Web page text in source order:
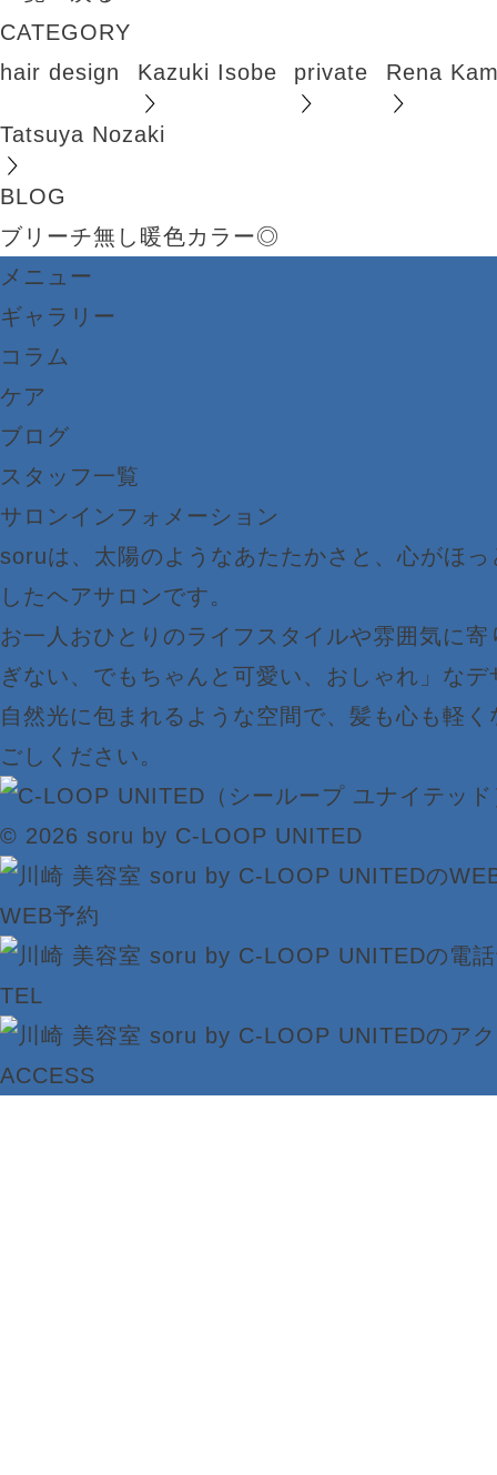
CATEGORY
hair design
Kazuki Isobe private Rena
Tatsuya Nozaki
BLOG
ブリーチ無し暖色カラー◎
メニュー
ギャラリー
コラム
ケア
ブログ
スタッフ一覧
サロンインフォメーション
soruは、太陽のようなあたたかさと、心がほ
したヘアサロンです。
お一人おひとりのライフスタイルや雰囲気に
ぎない、でもちゃんと可愛い、おしゃれ」な
自然光に包まれるような空間で、髪も心も軽
ごしください。
© 2026 soru by C-LOOP UNITED
WEB予約
TEL
ACCESS